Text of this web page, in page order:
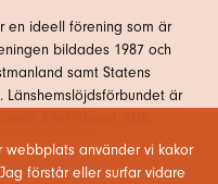
en ideell förening som är
bildades 1987 och
samt Statens
Länshemslöjdsförbundet är
använder vi kakor
förstår eller surfar vidare